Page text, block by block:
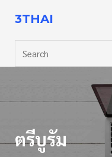
content
3THAI
ตรีบูรัม